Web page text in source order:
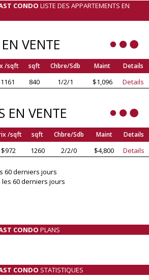
CONDO LISTE DES APPARTEMENTS EN
VENTE
/sqft sqft Chbre/Sdb Maint Details
840 1/2/1 $1,096 Details
EN VENTE
/sqft sqft Chbre/Sdb Maint Details
$972 1260 2/2/0 $4,800 Details
60 derniers jours
60 derniers jours
CONDO PLANS
CONDO STATISTIQUES